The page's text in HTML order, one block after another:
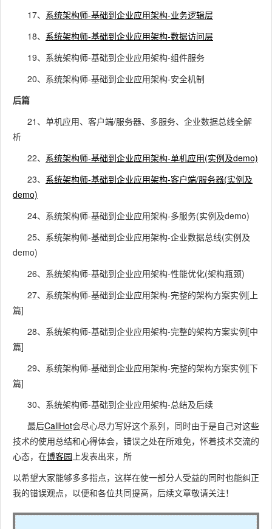
17、 系统架构师-基础到企业应用架构-业务逻辑层
18、 系统架构师-基础到企业应用架构-数据访问层
19、系统架构师-基础到企业应用架构-组件服务
20、系统架构师-基础到企业应用架构-安全机制
后篇
21、单机应用、客户端/服务器、多服务、企业数据总线全解
析
22、 系统架构师-基础到企业应用架构-单机应用(实例及demo)
23、 系统架构师-基础到企业应用架构-客户端/服务器(实例及
demo)
24、系统架构师-基础到企业应用架构-多服务(实例及demo)
25、系统架构师-基础到企业应用架构-企业数据总线(实例及
demo)
26、系统架构师-基础到企业应用架构-性能优化(架构瓶颈)
27、系统架构师-基础到企业应用架构-完整的架构方案实例[上
篇]
28、系统架构师-基础到企业应用架构-完整的架构方案实例[中
篇]
29、系统架构师-基础到企业应用架构-完整的架构方案实例[下
篇]
30、系统架构师-基础到企业应用架构-总结及后续
最后CallHot会尽心尽力写好这个系列，同时由于是自己对这些
技术的使用总结和心得体会，错误之处在所难免，怀着技术交流的
心态，在博客园 上发表出来，所
以希望大家能够多多指点，这样在使一部分人受益的同时也能纠正
我的错误观点，以便和各位共同提高，后续文章敬请关注！